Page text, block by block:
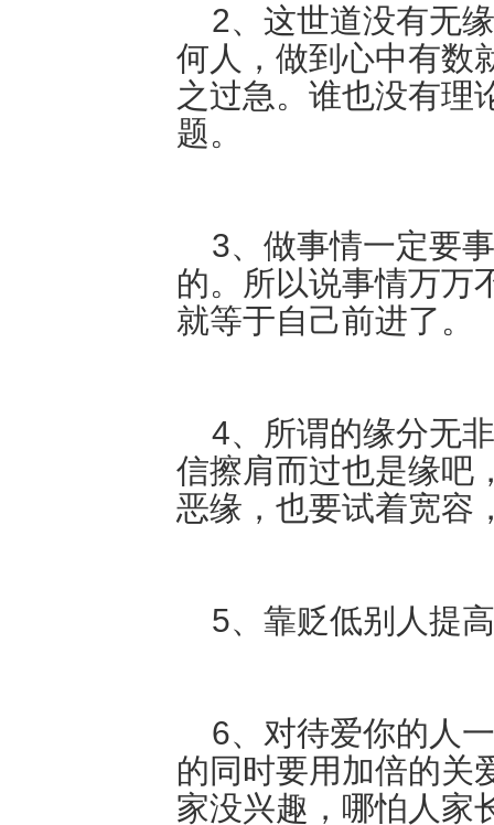
2、这世道没有无
何人，做到心中有数
之过急。谁也没有理
题。
3、做事情一定要
的。所以说事情万万
就等于自己前进了。
4、所谓的缘分无
信擦肩而过也是缘吧
恶缘，也要试着宽容
5、靠贬低别人提
6、对待爱你的人
的同时要用加倍的关
家没兴趣，哪怕人家